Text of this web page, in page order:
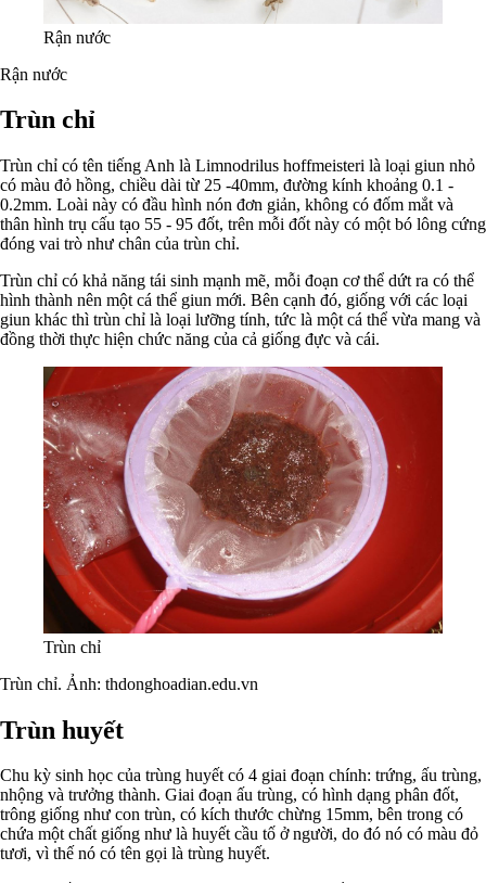
Rận nước
Rận nước
Trùn chỉ
Trùn chỉ có tên tiếng Anh là Limnodrilus hoffmeisteri là loại giun nhỏ
có màu đỏ hồng, chiều dài từ 25 -40mm, đường kính khoảng 0.1 -
0.2mm. Loài này có đầu hình nón đơn giản, không có đốm mắt và
thân hình trụ cấu tạo 55 - 95 đốt, trên mỗi đốt này có một bó lông cứng
đóng vai trò như chân của trùn chỉ.
Trùn chỉ có khả năng tái sinh mạnh mẽ, mỗi đoạn cơ thể dứt ra có thể
hình thành nên một cá thể giun mới. Bên cạnh đó, giống với các loại
giun khác thì trùn chỉ là loại lưỡng tính, tức là một cá thể vừa mang và
đồng thời thực hiện chức năng của cả giống đực và cái.
Trùn chỉ
Trùn chỉ. Ảnh: thdonghoadian.edu.vn
Trùn huyết
Chu kỳ sinh học của trùng huyết có 4 giai đoạn chính: trứng, ấu trùng,
nhộng và trưởng thành. Giai đoạn ấu trùng, có hình dạng phân đốt,
trông giống như con trùn, có kích thước chừng 15mm, bên trong có
chứa một chất giống như là huyết cầu tố ở người, do đó nó có màu đỏ
tươi, vì thế nó có tên gọi là trùng huyết.